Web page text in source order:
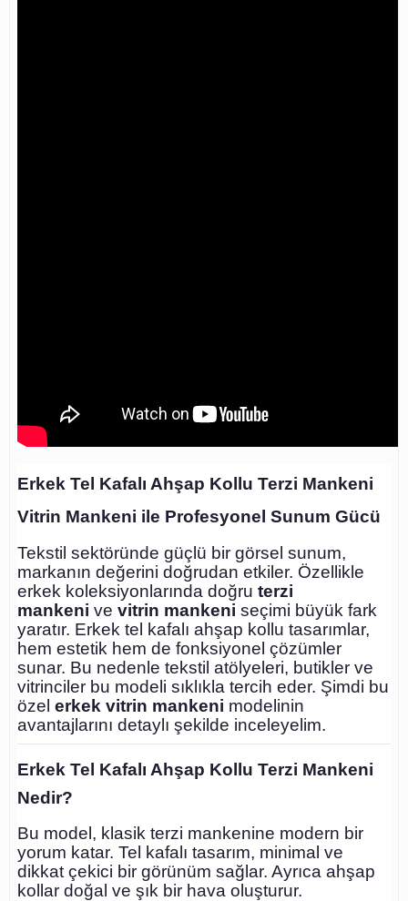
Erkek Tel Kafalı Ahşap Kollu Terzi Mankeni
Vitrin Mankeni ile Profesyonel Sunum Gücü
Tekstil sektöründe güçlü bir görsel sunum,
markanın değerini doğrudan etkiler. Özellikle
erkek koleksiyonlarında doğru terzi
mankeni ve vitrin mankeni seçimi büyük fark
yaratır. Erkek tel kafalı ahşap kollu tasarımlar,
hem estetik hem de fonksiyonel çözümler
sunar. Bu nedenle tekstil atölyeleri, butikler ve
vitrinciler bu modeli sıklıkla tercih eder. Şimdi bu
özel erkek vitrin mankeni modelinin
avantajlarını detaylı şekilde inceleyelim.
Erkek Tel Kafalı Ahşap Kollu Terzi Mankeni
Nedir?
Bu model, klasik terzi mankenine modern bir
yorum katar. Tel kafalı tasarım, minimal ve
dikkat çekici bir görünüm sağlar. Ayrıca ahşap
kollar doğal ve şık bir hava oluşturur.